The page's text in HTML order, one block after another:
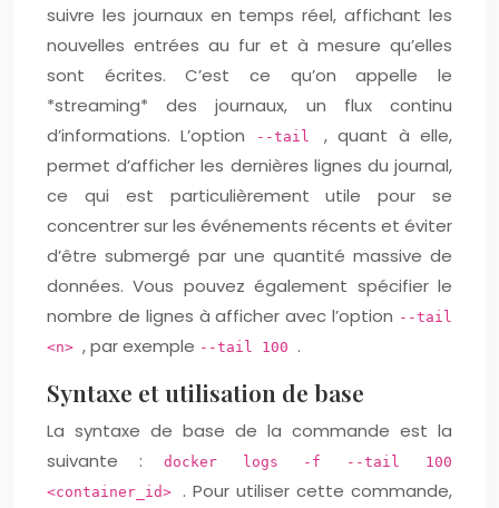
suivre les journaux en temps réel, affichant les
nouvelles entrées au fur et à mesure qu’elles
sont écrites. C’est ce qu’on appelle le
*streaming* des journaux, un flux continu
d’informations. L’option
--tail, quant à elle,
permet d’afficher les dernières lignes du journal,
ce qui est particulièrement utile pour se
concentrer sur les événements récents et éviter
d’être submergé par une quantité massive de
données. Vous pouvez également spécifier le
nombre de lignes à afficher avec l’option --tail
<n> , par exemple --tail 100 .
Syntaxe et utilisation de base
La syntaxe de base de la commande est la
suivante :
docker logs -f --tail 100
<container_id> . Pour utiliser cette commande,